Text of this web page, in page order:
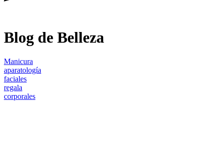
Blog de Belleza
Manicura
aparatología
faciales
regala
corporales